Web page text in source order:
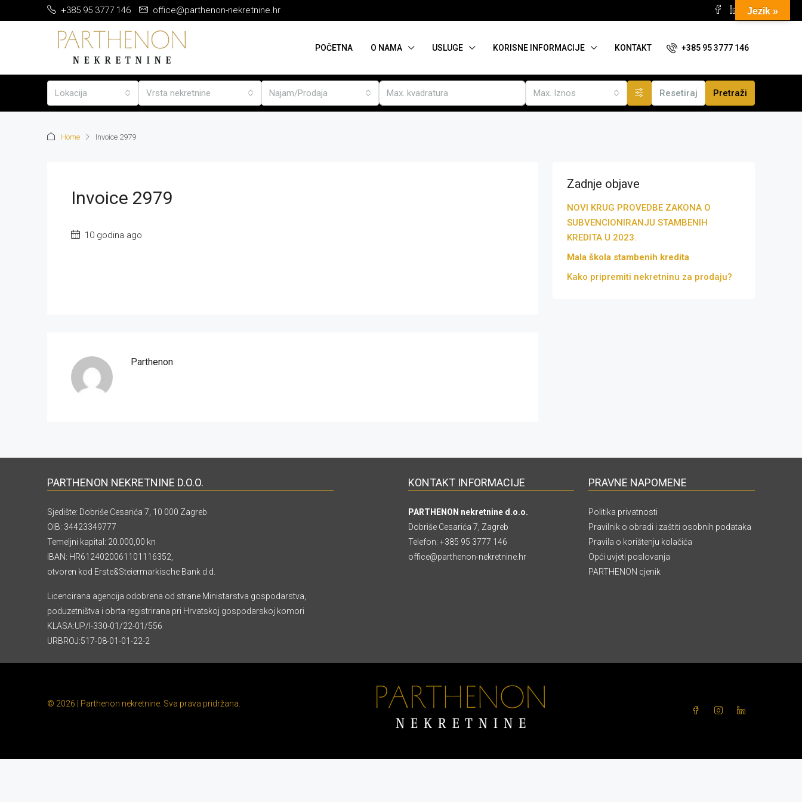
+385 95 3777 146 office@parthenon-nekretnine.hr
POČETNA O NAMA USLUGE KORISNE INFORMACIJE KONTAKT +385 95 3777 146
Lokacija Vrsta nekretnine Najam/Prodaja Max. Iznos Resetiraj Pretraži
Home Invoice 2979
Invoice 2979
10 godina ago
Parthenon
Zadnje objave
NOVI KRUG PROVEDBE ZAKONA O
SUBVENCIONIRANJU STAMBENIH
KREDITA U 2023.
Mala škola stambenih kredita
Kako pripremiti nekretninu za prodaju?
PARTHENON NEKRETNINE D.O.O.
Sjedište: Dobriše Cesarića 7, 10 000 Zagreb
OIB: 34423349777
Temeljni kapital: 20.000,00 kn
IBAN: HR6124020061101116352,
otvoren kod Erste&Steiermarkische Bank d.d.
Licencirana agencija odobrena od strane Ministarstva gospodarstva,
poduzetništva i obrta registrirana pri Hrvatskoj gospodarskoj komori
KLASA:UP/I-330-01/22-01/556
URBROJ:517-08-01-01-22-2
KONTAKT INFORMACIJE
PARTHENON nekretnine d.o.o.
Dobriše Cesarića 7, Zagreb
Telefon: +385 95 3777 146
office@parthenon-nekretnine.hr
PRAVNE NAPOMENE
Politika privatnosti
Pravilnik o obradi i zaštiti osobnih podataka
Pravila o korištenju kolačića
Opći uvjeti poslovanja
PARTHENON cjenik
© 2026 | Parthenon nekretnine. Sva prava pridržana.
Jezik »